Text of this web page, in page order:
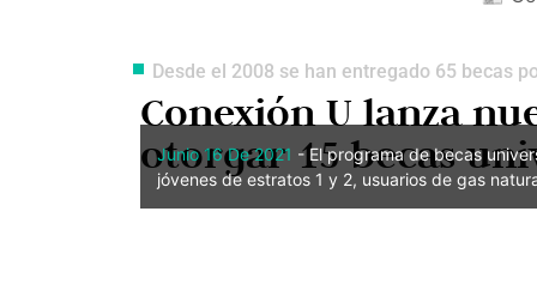
Desde el 2008 se han entregado 65 becas
Conexión U lanza
otorgar 15 becas
Junio 16 De 2021 - El programa de becas
jóvenes de estratos 1 y 2, usuarios de gas